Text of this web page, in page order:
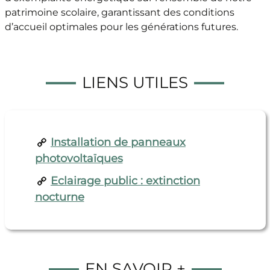
patrimoine scolaire, garantissant des conditions
d’accueil optimales pour les générations futures.
LIENS UTILES
Installation de panneaux
photovoltaïques
Eclairage public : extinction
nocturne